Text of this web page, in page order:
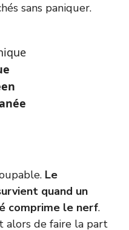
sans paniquer.
Le
quand un
comprime le nerf.
alors de faire la part